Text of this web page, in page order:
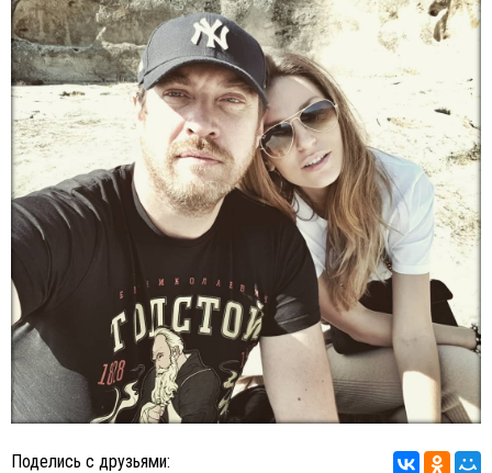
Поделись с друзьями: